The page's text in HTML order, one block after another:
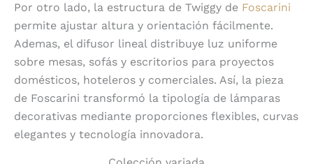
Por otro lado, la estructura de Twiggy de Foscarini
permite ajustar altura y orientación fácilmente.
Ademas, el difusor lineal distribuye luz uniforme
sobre mesas, sofás y escritorios para proyectos
domésticos, hoteleros y comerciales. Así, la pieza
de Foscarini transformó la tipología de lámparas
decorativas mediante proporciones flexibles, curvas
elegantes y tecnología innovadora.